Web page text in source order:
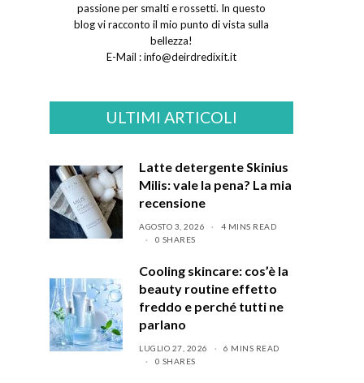
passione per smalti e rossetti. In questo
blog vi racconto il mio punto di vista sulla
bellezza!
E-Mail :info@deirdredixit.it
ULTIMI ARTICOLI
Latte detergente Skinius
Milis: vale la pena? La mia
recensione
AGOSTO 3, 2026
4 MINS READ
0 SHARES
Cooling skincare: cos’è la
beauty routine effetto
freddo e perché tutti ne
parlano
LUGLIO 27, 2026
6 MINS READ
0 SHARES